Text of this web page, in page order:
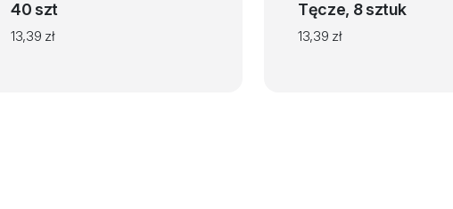
40 szt
13,39 zł
Tęcze, 8 sztuk
13,39 zł